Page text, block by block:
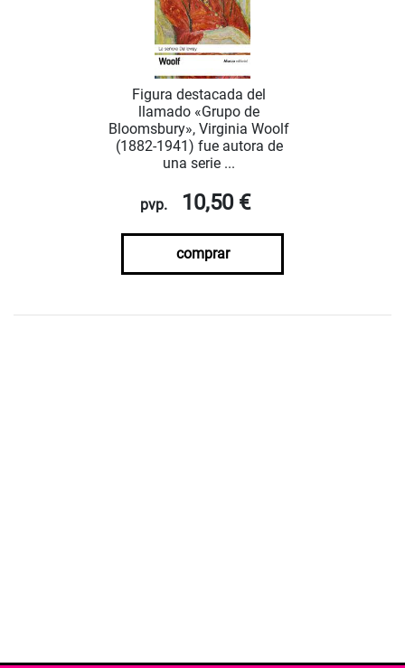
Figura destacada del
llamado «Grupo de
Bloomsbury», Virginia Woolf
(1882-1941) fue autora de
una serie ...
pvp. 10,50 €
comprar